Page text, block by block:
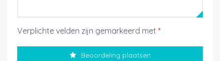
Verplichte velden zijn gemarkeerd met *
Beoordeling plaatsen